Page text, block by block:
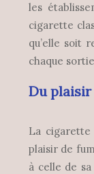
les
cigarette
qu’elle soit
chaque
Du
La
plaisir de
à celle de